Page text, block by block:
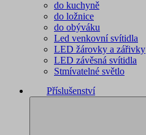
do kuchyně
do ložnice
do obýváku
Led venkovní svítidla
LED žárovky a zářivky
LED závěsná svítidla
Stmívatelné světlo
Příslušenství